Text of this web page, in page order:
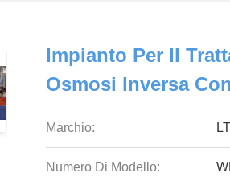
Impianto Per Il
Osmosi Inversa
Marchio:
Numero Di Modello: